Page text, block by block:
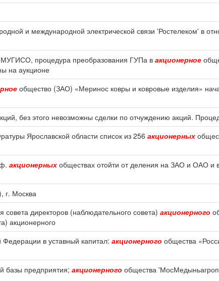
и международной электрической связи 'Ростелеком' в
процедура преобразования ГУПа в акционерное
на аукционе
общество (ЗАО) «Меринос ковры и ковровые изделия»
без этого невозможны сделки по отчуждению акций.
Ярославской области список из 256 акционерных
акционерных обществах отойти от деления на ЗАО и ОАО и
г. Москва
директоров (наблюдательного совета) акционерного
акционерного
Федерации в уставный капитал: акционерного общества
базы предприятия; акционерного общества